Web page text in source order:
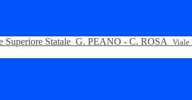
Superiore Statale G. PEANO - C. ROSA
Viale